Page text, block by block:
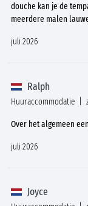
douche kan je de
meerdere malen
juli 2026
Ralph
Huuraccommodatie
Over het algemeen
juli 2026
Joyce